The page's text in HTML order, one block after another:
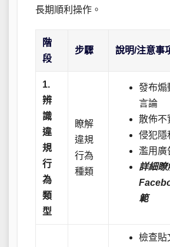
長期順利操作。
階
段
步驟 說明/注意事
1.
辨
識
違
規
行
為
類
型
瞭解
違規
行為
種類
發布煽
言論
散佈不
侵犯隱
濫用廣
詳細瞭
範
檢查貼